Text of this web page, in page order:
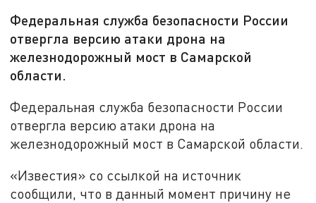
Федеральная служба безопасности России
отвергла версию атаки дрона на
железнодорожный мост в Самарской
области.
Федеральная служба безопасности России
отвергла версию атаки дрона на
железнодорожный мост в Самарской области.
«Известия» со ссылкой на источник
сообщили, что в данный момент причину не